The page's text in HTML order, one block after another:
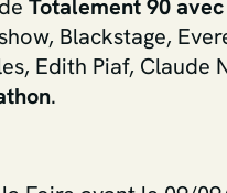
deTotalement 90
Blackstage,
Edith Piaf, Claude
.